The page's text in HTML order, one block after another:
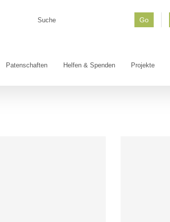
Go
Patenschaften Helfen & Spenden Projekte